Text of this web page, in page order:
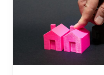
Populaire